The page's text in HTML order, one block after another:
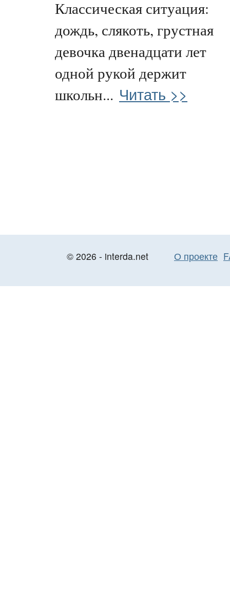
Классическая ситуация:
дождь, слякоть, грустная
девочка двенадцати лет
одной рукой держит
школьн... Читать >>
© 2026 - interda.net О проекте